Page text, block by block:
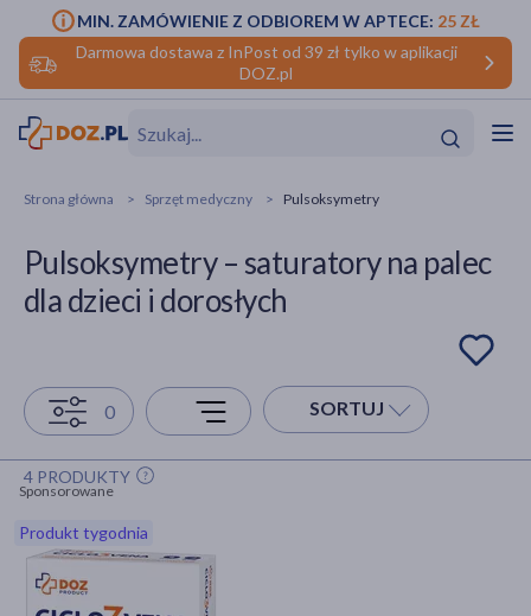
Darmowa dostawa z InPost od 39 zł tylko w aplikacji
DOZ.pl
MIN. ZAMÓWIENIE Z ODBIOREM W APTECE: 25 ZŁ
Hit
Hit
makijażu
Strona główna Sprzęt medyczny Pulsoksymetry
Pulsoksymetry – saturatory na palec
dla dzieci i dorosłych
0 SORTUJ
4 PRODUKTY
Sponsorowane
Produkt tygodnia